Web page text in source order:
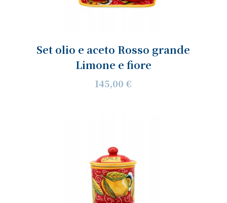
Set olio e aceto Rosso grande
Limone e fiore
145,00 €